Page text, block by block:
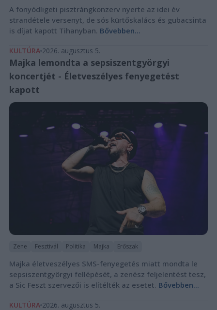
A fonyódligeti pisztrángkonzerv nyerte az idei év
strandétele versenyt, de sós kürtőskalács és gubacsinta
is díjat kapott Tihanyban. Bővebben...
KULTÚRA 2026. augusztus 5.
Majka lemondta a sepsiszentgyörgyi
koncertjét - Életveszélyes fenyegetést
kapott
Zene Fesztivál Politika Majka Erőszak
Majka életveszélyes SMS-fenyegetés miatt mondta le
sepsiszentgyörgyi fellépését, a zenész feljelentést tesz,
a Sic Feszt szervezői is elítélték az esetet. Bővebben...
KULTÚRA 2026. augusztus 5.